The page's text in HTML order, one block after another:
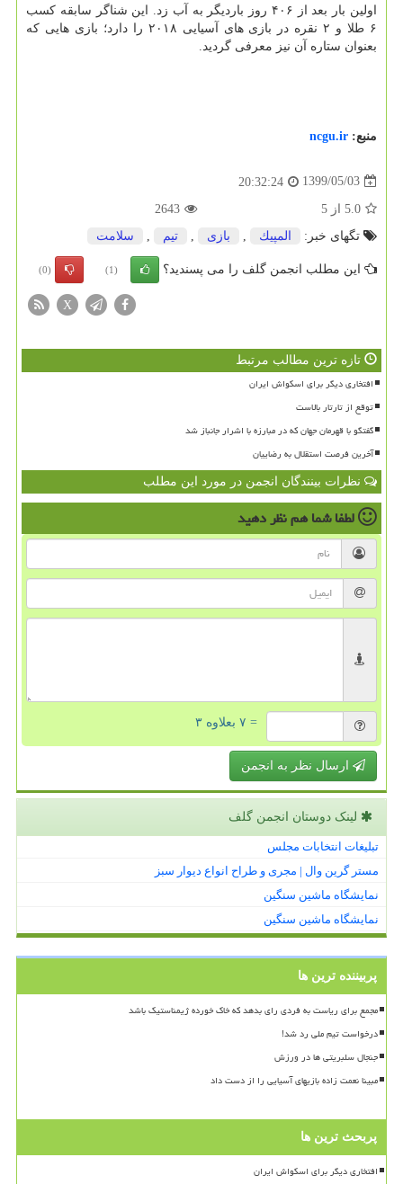
اولین بار بعد از ۴۰۶ روز باردیگر به آب زد. این شناگر سابقه کسب
۶ طلا و ۲ نقره در بازی های آسیایی ۲۰۱۸ را دارد؛ بازی هایی که
بعنوان ستاره آن نیز معرفی گردید.
منبع: ncgu.ir
1399/05/03
20:32:24
5.0 از 5
2643
تگهای خبر:
المپیك بازی تیم سلامت
این مطلب انجمن گلف را می پسندید؟ (1)
(0)
X
تازه ترین مطالب مرتبط
افتخاری دیگر برای اسکواش ایران
توقع از تارتار بالاست
گفتگو با قهرمان جهان که در مبارزه با اشرار جانباز شد
آخرین فرصت استقلال به رضاییان
نظرات بینندگان انجمن در مورد این مطلب
لطفا شما همنظر دهید
= ۷ بعلاوه ۳
ارسال نظر به انجمن
لینک دوستان انجمن گلف
تبلیغات انتخابات مجلس
مستر گرین وال | مجری و طراح انواع دیوار سبز
نمایشگاه ماشین سنگین
نمایشگاه ماشین سنگین
پربیننده ترین ها
مجمع برای ریاست به فردی رای بدهد که خاک خورده ژیمناستیک باشد
درخواست تیم ملی رد شد!
جنجال سلبریتی ها در ورزش
مبینا نعمت زاده بازیهای آسیایی را از دست داد
پربحث ترین ها
افتخاری دیگر برای اسکواش ایران